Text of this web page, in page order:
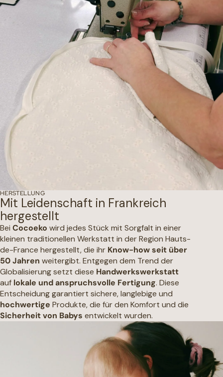
HERSTELLUNG
Mit Leidenschaft in Frankreich
hergestellt
Bei Cocoeko wird jedes Stück mit Sorgfalt in einer
kleinen traditionellen Werkstatt in der Region Hauts-
de-France hergestellt, die ihr Know-how seit über
50 Jahren weitergibt. Entgegen dem Trend der
Globalisierung setzt diese Handwerkswerkstatt
auf lokale und anspruchsvolle Fertigung. Diese
Entscheidung garantiert sichere, langlebige und
hochwertige Produkte, die für den Komfort und die
Sicherheit von Babys entwickelt wurden.